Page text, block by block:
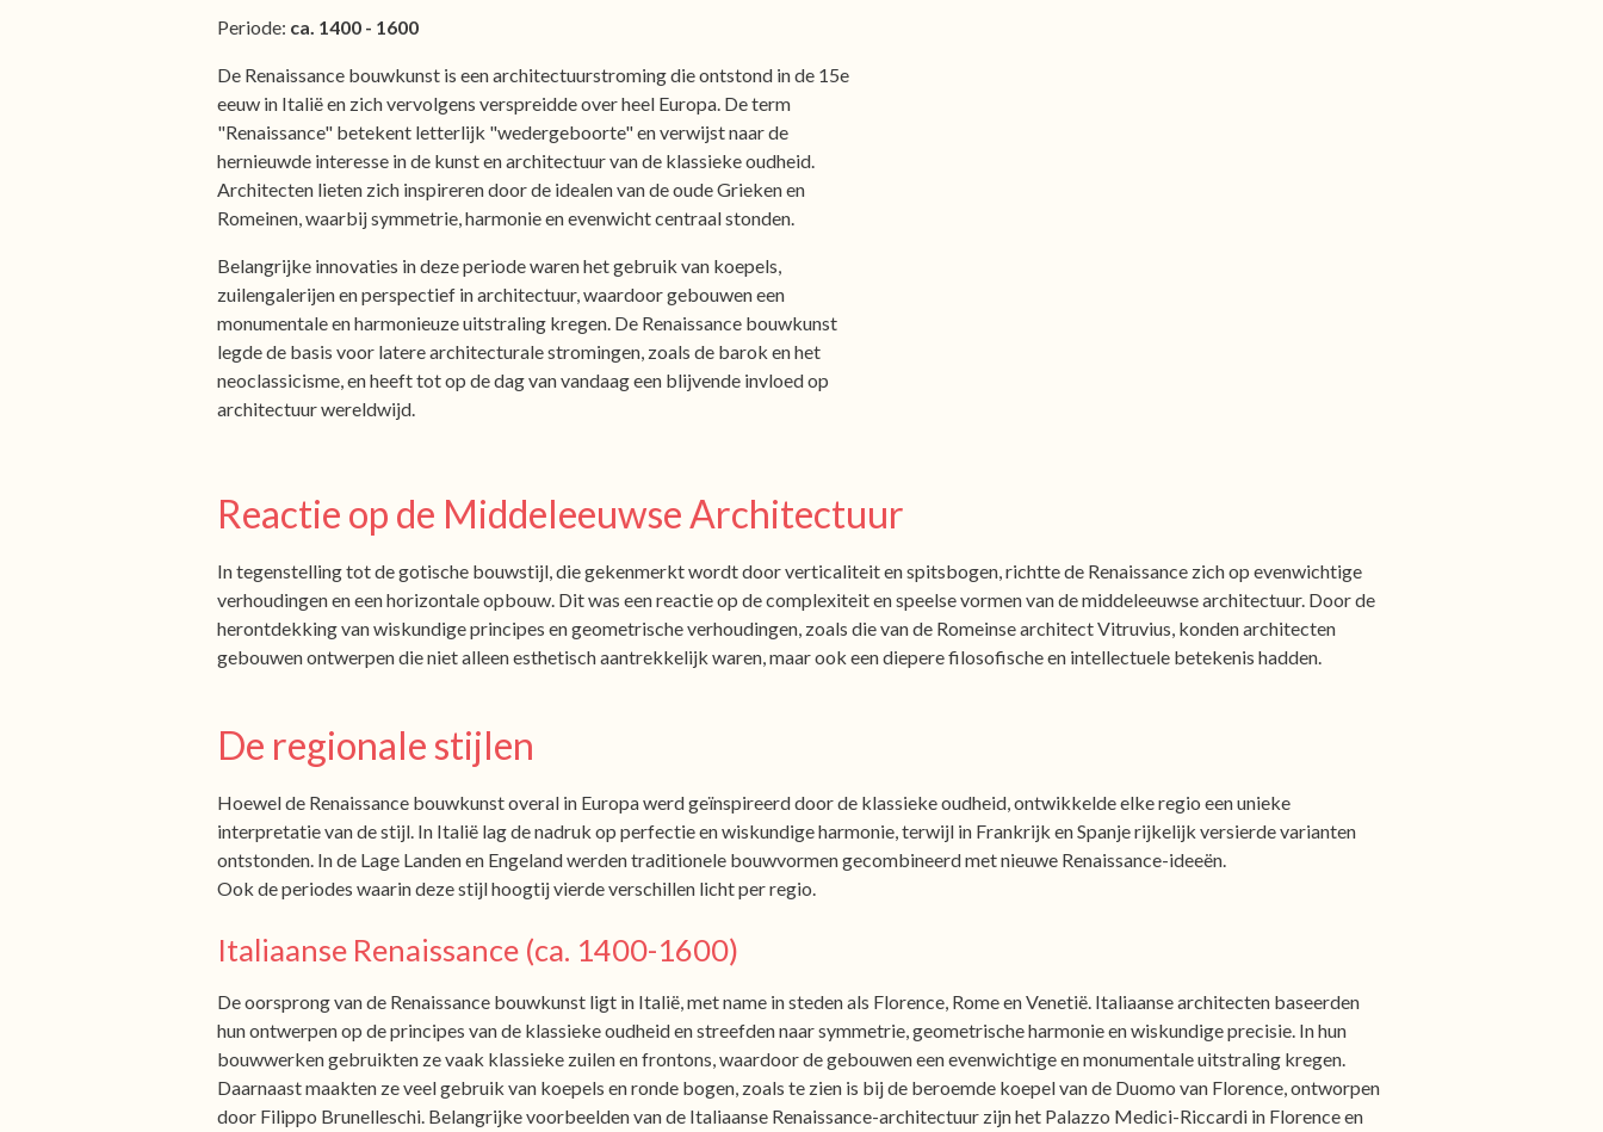
Periode: ca. 1400 - 1600
De Renaissance bouwkunst is een architectuurstroming die ontstond in de 15e
eeuw in Italië en zich vervolgens verspreidde over heel Europa. De term
"Renaissance" betekent letterlijk "wedergeboorte" en verwijst naar de
hernieuwde interesse in de kunst en architectuur van de klassieke oudheid.
Architecten lieten zich inspireren door de idealen van de oude Grieken en
Romeinen, waarbij symmetrie, harmonie en evenwicht centraal stonden.
Belangrijke innovaties in deze periode waren het gebruik van koepels,
zuilengalerijen en perspectief in architectuur, waardoor gebouwen een
monumentale en harmonieuze uitstraling kregen. De Renaissance bouwkunst
legde de basis voor latere architecturale stromingen, zoals de barok en het
neoclassicisme, en heeft tot op de dag van vandaag een blijvende invloed op
architectuur wereldwijd.
Reactie op de Middeleeuwse Architectuur
In tegenstelling tot de gotische bouwstijl, die gekenmerkt wordt door verticaliteit en spitsbogen, richtte de Renaissance zich op evenwichtige
verhoudingen en een horizontale opbouw. Dit was een reactie op de complexiteit en speelse vormen van de middeleeuwse architectuur. Door de
herontdekking van wiskundige principes en geometrische verhoudingen, zoals die van de Romeinse architect Vitruvius, konden architecten
gebouwen ontwerpen die niet alleen esthetisch aantrekkelijk waren, maar ook een diepere filosofische en intellectuele betekenis hadden.
De regionale stijlen
Hoewel de Renaissance bouwkunst overal in Europa werd geïnspireerd door de klassieke oudheid, ontwikkelde elke regio een unieke
interpretatie van de stijl. In Italië lag de nadruk op perfectie en wiskundige harmonie, terwijl in Frankrijk en Spanje rijkelijk versierde varianten
ontstonden. In de Lage Landen en Engeland werden traditionele bouwvormen gecombineerd met nieuwe Renaissance-ideeën.
Ook de periodes waarin deze stijl hoogtij vierde verschillen licht per regio.
Italiaanse Renaissance (ca. 1400-1600)
De oorsprong van de Renaissance bouwkunst ligt in Italië, met name in steden als Florence, Rome en Venetië. Italiaanse architecten baseerden
hun ontwerpen op de principes van de klassieke oudheid en streefden naar symmetrie, geometrische harmonie en wiskundige precisie. In hun
bouwwerken gebruikten ze vaak klassieke zuilen en frontons, waardoor de gebouwen een evenwichtige en monumentale uitstraling kregen.
Daarnaast maakten ze veel gebruik van koepels en ronde bogen, zoals te zien is bij de beroemde koepel van de Duomo van Florence, ontworpen
door Filippo Brunelleschi. Belangrijke voorbeelden van de Italiaanse Renaissance-architectuur zijn het Palazzo Medici-Riccardi in Florence en